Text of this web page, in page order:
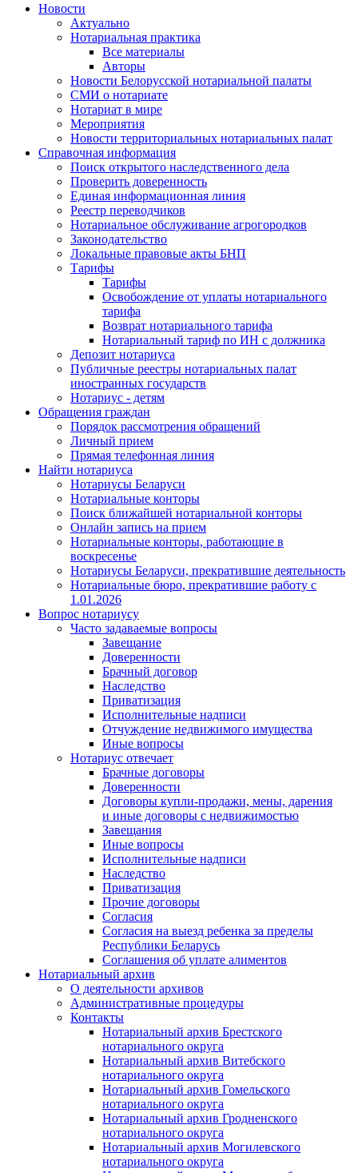
Новости
Актуально
Нотариальная практика
Все материалы
Авторы
Новости Белорусской нотариальной палаты
СМИ о нотариате
Нотариат в мире
Мероприятия
Новости территориальных нотариальных палат
Справочная информация
Поиск открытого наследственного дела
Проверить доверенность
Единая информационная линия
Реестр переводчиков
Нотариальное обслуживание агрогородков
Законодательство
Локальные правовые акты БНП
Тарифы
Тарифы
Освобождение от уплаты нотариального
тарифа
Возврат нотариального тарифа
Нотариальный тариф по ИН с должника
Депозит нотариуса
Публичные реестры нотариальных палат
иностранных государств
Нотариус - детям
Обращения граждан
Порядок рассмотрения обращений
Личный прием
Прямая телефонная линия
Найти нотариуса
Нотариусы Беларуси
Нотариальные конторы
Поиск ближайшей нотариальной конторы
Онлайн запись на прием
Нотариальные конторы, работающие в
воскресенье
Нотариусы Беларуси, прекратившие деятельность
Нотариальные бюро, прекратившие работу с
1.01.2026
Вопрос нотариусу
Часто задаваемые вопросы
Завещание
Доверенности
Брачный договор
Наследство
Приватизация
Исполнительные надписи
Отчуждение недвижимого имущества
Иные вопросы
Нотариус отвечает
Брачные договоры
Доверенности
Договоры купли-продажи, мены, дарения
и иные договоры с недвижимостью
Завещания
Иные вопросы
Исполнительные надписи
Наследство
Приватизация
Прочие договоры
Согласия
Согласия на выезд ребенка за пределы
Республики Беларусь
Соглашения об уплате алиментов
Нотариальный архив
О деятельности архивов
Административные процедуры
Контакты
Нотариальный архив Брестского
нотариального округа
Нотариальный архив Витебского
нотариального округа
Нотариальный архив Гомельского
нотариального округа
Нотариальный архив Гродненского
нотариального округа
Нотариальный архив Могилевского
нотариального округа